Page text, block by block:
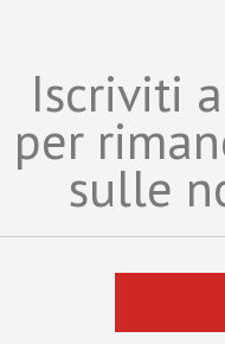
Iscriviti
per
sulle